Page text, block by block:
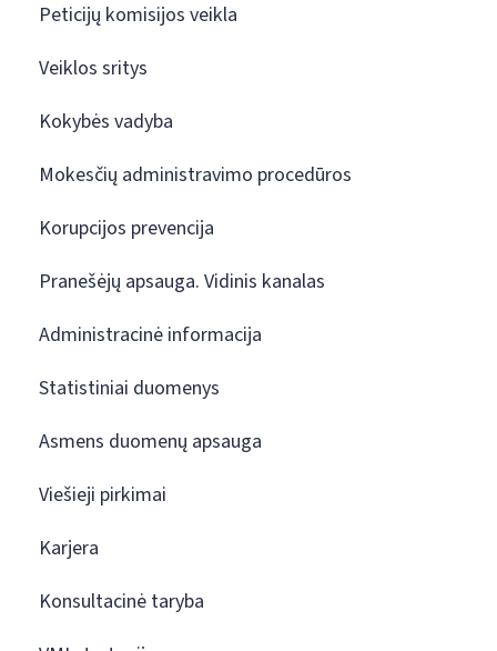
Peticijų komisijos veikla
Veiklos sritys
Kokybės vadyba
Mokesčių administravimo procedūros
Korupcijos prevencija
Pranešėjų apsauga. Vidinis kanalas
Administracinė informacija
Statistiniai duomenys
Asmens duomenų apsauga
Viešieji pirkimai
Karjera
Konsultacinė taryba